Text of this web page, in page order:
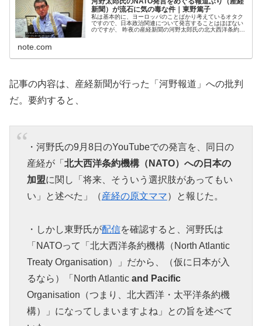
新聞）が流石に気の毒な件｜東野篤子
私は基本的に、ヨーロッパのことばかり考えているオタク
ですので、日本政治関連について発言することはほぼない
のですが、 昨夜の産経新聞の河野太郎氏の北大西洋条約機
note.com
記事の内容は、産経新聞が行った「河野報道」への批判
だ。要約すると、
・河野氏の9月8日のYouTubeでの発言を、同日の
産経が「 北大西洋条約機構（NATO）への日本の
加盟に関し「将来、そういう選択肢があってもい
い」と述べた」（産経の原文ママ）と報じた。
・しかし東野氏が配信を確認すると、河野氏は
「NATOって「北大西洋条約機構（North Atlantic
Treaty Organisation）」だから、（仮に日本が入
るなら）「North Atlantic and Pacific
Organisation（つまり、北大西洋・太平洋条約機
構）」になってしまいますよね」との旨を述べて